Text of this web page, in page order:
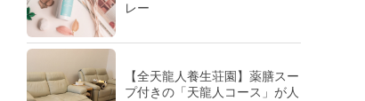
レー
【全天龍人養生荘園】薬膳スー
プ付きの「天龍人コース」が人